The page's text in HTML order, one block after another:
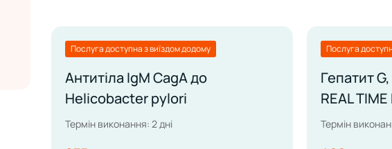
Послуга доступна з виїздом додому
Антитіла IgM CagA до
Helicobacter pylori
Термін виконання: 2 дні
Послуга
Гепатит
REAL
Термін